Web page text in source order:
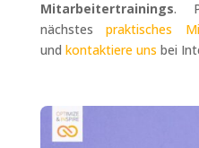
Mitarbeitertrainings.
nächstespraktisches
und kontaktiere uns bei